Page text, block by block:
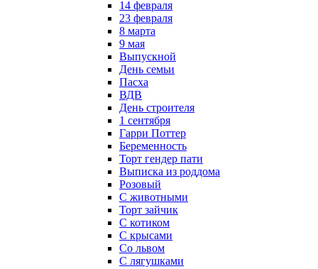
14 февраля
23 февраля
8 марта
9 мая
Выпускной
День семьи
Пасха
ВДВ
День строителя
1 сентября
Гарри Поттер
Беременность
Торт гендер пати
Выписка из роддома
Розовый
С животными
Торт зайчик
С котиком
С крысами
Со львом
С лягушками